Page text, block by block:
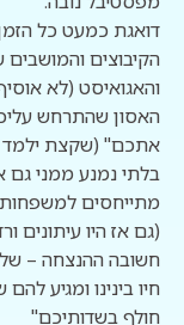
דואגת כמעט כל
הקיבוצים
והאגואיסט (לא
האסון שהתרחש
אתכם" (שקצת ילמד
בלתי נמנע ממני גם
מתייחסים
(גם אז היו עיתונים
חשובה ההנצחה –
חיו בינינו ומגיע
חולף בשדותיכם"